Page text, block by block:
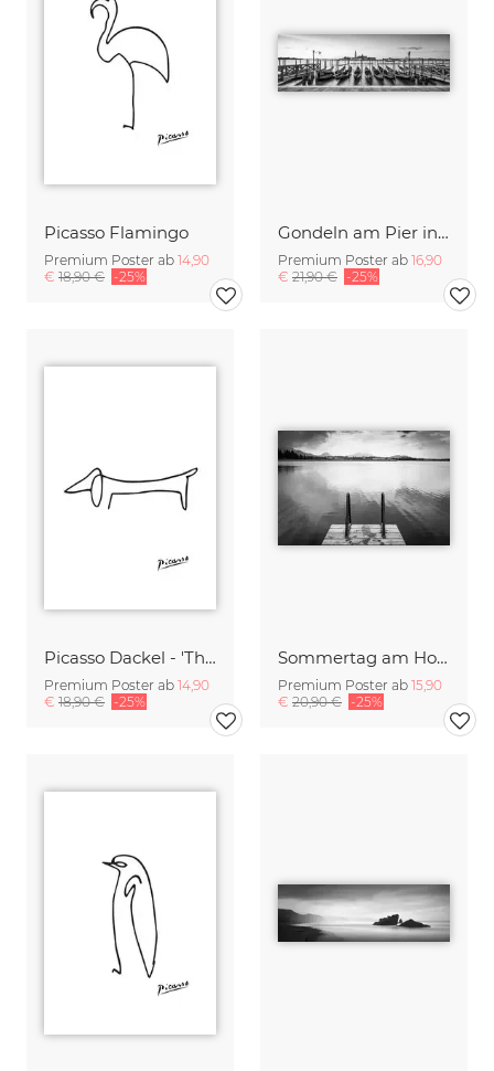
Picasso Flamingo
Premium Poster ab 14,90
€ 18,90 € -25%
Gondeln am Pier in Venedig
Premium Poster ab 16,90
€ 21,90 € -25%
Picasso Dackel - 'The Dog'
Premium Poster ab 14,90
€ 18,90 € -25%
Sommertag am Hopfensee
Premium Poster ab 15,90
€ 20,90 € -25%